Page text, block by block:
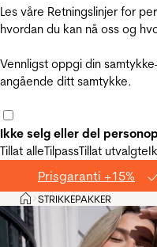
Les våre Retningslinjer for
hvordan du kan nå oss og
Vennligst oppgi din
angående ditt samtykke.
Ikke selg eller del
Tillat alleTilpassTillat utvalgte
Prisgaranti +15%
Hjem
>STRIKKEPAKKER